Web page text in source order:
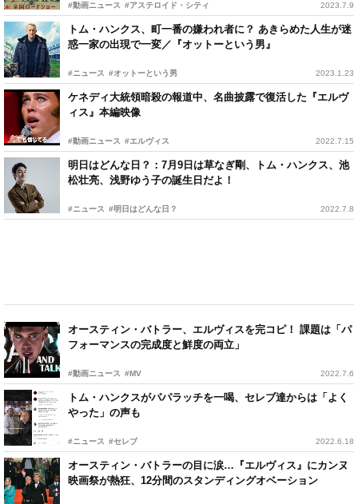
#動画ニュース #アステロイド・シティ 2023.7.9
トム・ハンクス、町一番の嫌われ者に？ あきらめた人生が迷
惑一家の出現で一変／『オットーという男』
#ニュース #オットーという男 2023.1.23
ケネディ大統領暗殺の報道中、名曲披露で復活した『エルヴ
ィス』本編映像
#動画ニュース #エルヴィス 2022.7.15
明日はどんな日？：7月9日は草なぎ剛、トム・ハンクス、池
松壮亮、浅野ゆう子の誕生日だよ！
#ニュース #明日はどんな日？ 2022.7.8
オースティン・バトラー、エルヴィスを完コピ！ 課題は「パ
フォーマンスの完成度と鮮度の両立」
#動画ニュース #MV 2022.7.6
トム・ハンクスがパパラッチを一喝、セレブ達からは「よく
やった」の声も
#ニュース #セレブ 2022.6.18
オースティン・バトラーの目に涙…『エルヴィス』にカンヌ
映画祭が熱狂、12分間のスタンディングオベーション